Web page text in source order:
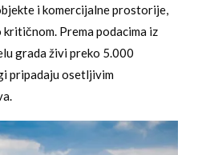
i komercijalne prostorije,
Prema podacima iz
grada živi preko 5.000
pripadaju osetljivim